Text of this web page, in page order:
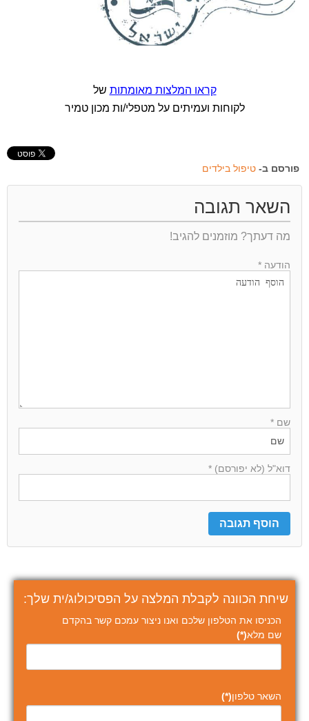
קראו המלצות מאומתות של
לקוחות ועמיתים על מטפלי/ות מכון טמיר
פורסם ב- טיפול בילדים
השאר תגובה
מה דעתך? מוזמנים להגיב!
הודעה *
שם *
דוא"ל (לא יפורסם) *
שיחת הכוונה לקבלת המלצה על הפסיכולוג/ית שלך:
הכניסו את הטלפון שלכם ואנו ניצור עמכם קשר בהקדם
שם מלא(*)
השאר טלפון(*)